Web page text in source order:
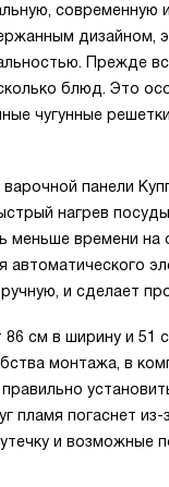
современную
дизайном,
Прежде
блюд. Это
чугунные
панели
нагрев
меньше времени
автоматического
и сделает
86 см в ширину и
монтажа, в
пламя погаснет
и